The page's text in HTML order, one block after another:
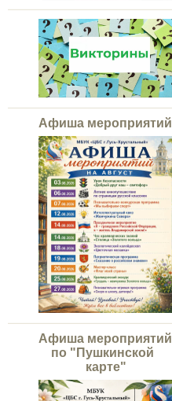
Афиша мероприятий
Афиша мероприятий
по "Пушкинской
карте"